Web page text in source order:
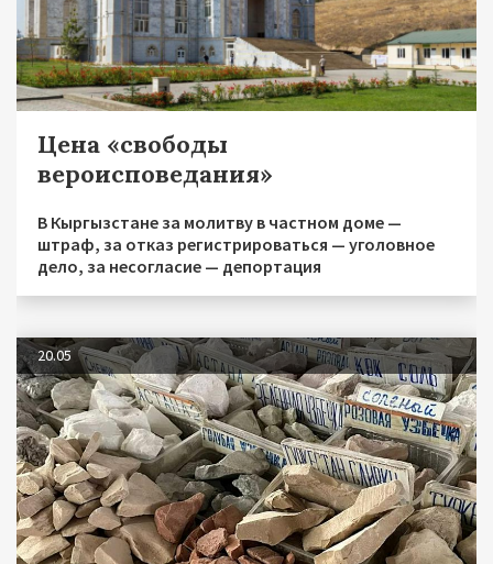
Цена «свободы
вероисповедания»
В Кыргызстане за молитву в частном доме —
штраф, за отказ регистрироваться — уголовное
дело, за несогласие — депортация
20.05